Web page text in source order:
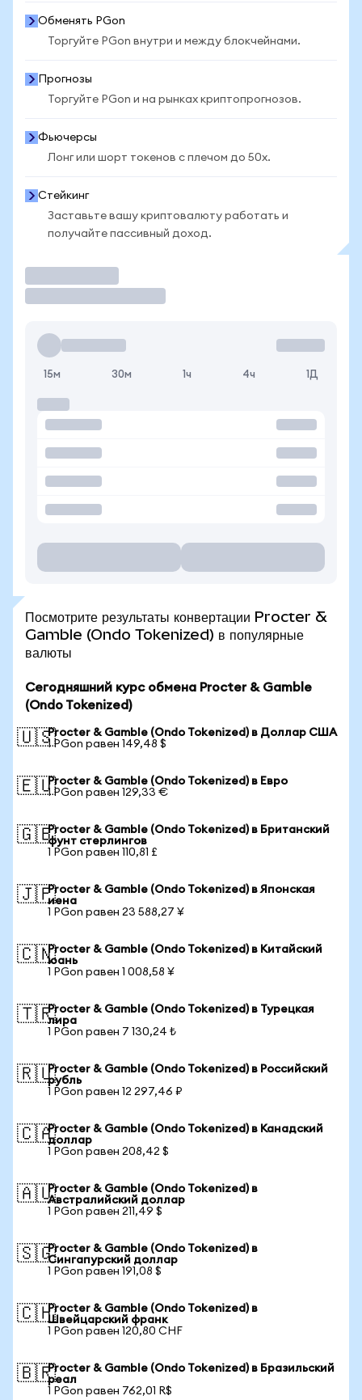
Обменять PGon
Торгуйте PGon внутри и между блокчейнами.
Прогнозы
Торгуйте PGon и на рынках криптопрогнозов.
Фьючерсы
Лонг или шорт токенов с плечом до 50x.
Стейкинг
Заставьте вашу криптовалюту работать и
получайте пассивный доход.
15м 30м 1ч 4ч 1Д
Посмотрите результаты конвертации Procter &
Gamble (Ondo Tokenized) в популярные
валюты
Сегодняшний курс обмена Procter & Gamble
(Ondo Tokenized)
🇺🇸Procter & Gamble (Ondo Tokenized) в Доллар США
1 PGon равен 149,48 $
🇪🇺Procter & Gamble (Ondo Tokenized) в Евро
1 PGon равен 129,33 €
🇬🇧Procter & Gamble (Ondo Tokenized) в Британский
фунт стерлингов
1 PGon равен 110,81 £
🇯🇵Procter & Gamble (Ondo Tokenized) в Японская
иена
1 PGon равен 23 588,27 ¥
🇨🇳Procter & Gamble (Ondo Tokenized) в Китайский
юань
1 PGon равен 1 008,58 ¥
🇹🇷Procter & Gamble (Ondo Tokenized) в Турецкая
лира
1 PGon равен 7 130,24 ₺
🇷🇺Procter & Gamble (Ondo Tokenized) в Российский
рубль
1 PGon равен 12 297,46 ₽
🇨🇦Procter & Gamble (Ondo Tokenized) в Канадский
доллар
1 PGon равен 208,42 $
🇦🇺Procter & Gamble (Ondo Tokenized) в
Австралийский доллар
1 PGon равен 211,49 $
🇸🇬Procter & Gamble (Ondo Tokenized) в
Сингапурский доллар
1 PGon равен 191,08 $
🇨🇭Procter & Gamble (Ondo Tokenized) в
Швейцарский франк
1 PGon равен 120,80 CHF
🇧🇷Procter & Gamble (Ondo Tokenized) в Бразильский
реал
1 PGon равен 762,01 R$